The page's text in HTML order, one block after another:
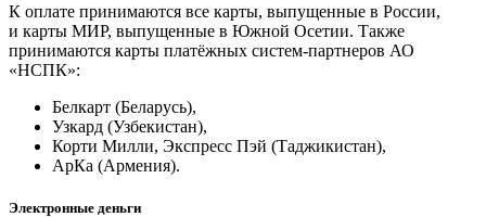
К оплате принимаются все карты, выпущенные в России,
и карты МИР, выпущенные в Южной Осетии. Также
принимаются карты платёжных систем-партнеров АО
«НСПК»:
Белкарт (Беларусь),
Узкард (Узбекистан),
Корти Милли, Экспресс Пэй (Таджикистан),
АрКа (Армения).
Электронные деньги